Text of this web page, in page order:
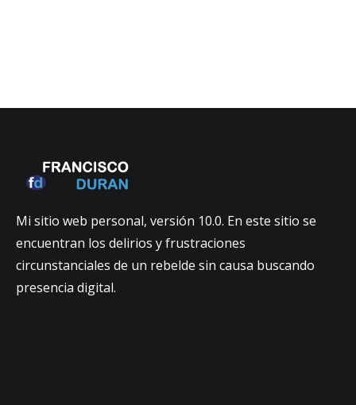
Mi sitio web personal, versión 10.0. En este sitio se
encuentran los delirios y frustraciones
circunstanciales de un rebelde sin causa buscando
presencia digital.